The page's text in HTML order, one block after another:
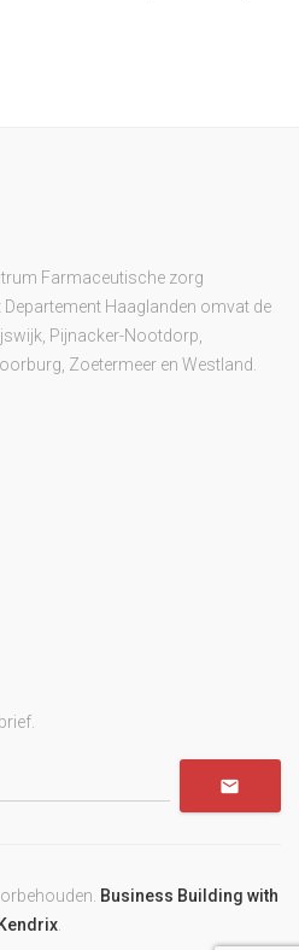
Farmaceutische zorg
Haaglanden omvat de
Pijnacker-Nootdorp,
Zoetermeer en Westland.
mail
Business Building with